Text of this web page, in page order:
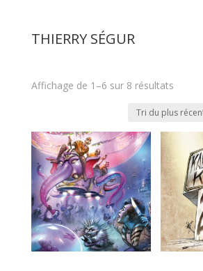
THIERRY SÉGUR
Affichage de 1–6 sur 8 résultatsTrié
plus
récent
plus
ancien